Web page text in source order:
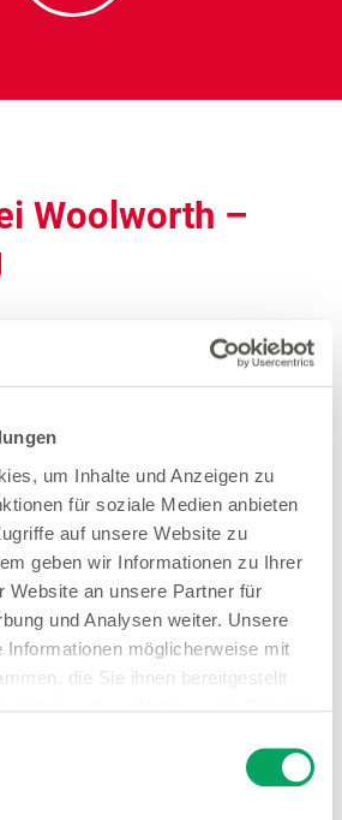
um Inhalte und Anzeigen zu
für soziale Medien anbieten
auf unsere Website zu
geben wir Informationen zu Ihrer
Website an unsere Partner für
und Analysen weiter. Unsere
Informationen möglicherweise mit
die Sie ihnen bereitgestellt
Cookies finden Sie
Woolworth –
Verkauf Teilzeit (gn*)
(gn*)
Verkauf (gn*)